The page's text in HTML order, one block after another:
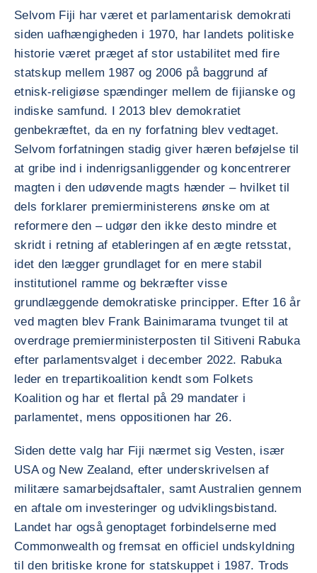
Selvom Fiji har været et parlamentarisk demokrati
siden uafhængigheden i 1970, har landets politiske
historie været præget af stor ustabilitet med fire
statskup mellem 1987 og 2006 på baggrund af
etnisk-religiøse spændinger mellem de fijianske og
indiske samfund. I 2013 blev demokratiet
genbekræftet, da en ny forfatning blev vedtaget.
Selvom forfatningen stadig giver hæren beføjelse til
at gribe ind i indenrigsanliggender og koncentrerer
magten i den udøvende magts hænder – hvilket til
dels forklarer premierministerens ønske om at
reformere den – udgør den ikke desto mindre et
skridt i retning af etableringen af en ægte retsstat,
idet den lægger grundlaget for en mere stabil
institutionel ramme og bekræfter visse
grundlæggende demokratiske principper. Efter 16 år
ved magten blev Frank Bainimarama tvunget til at
overdrage premierministerposten til Sitiveni Rabuka
efter parlamentsvalget i december 2022. Rabuka
leder en trepartikoalition kendt som Folkets
Koalition og har et flertal på 29 mandater i
parlamentet, mens oppositionen har 26.
Siden dette valg har Fiji nærmet sig Vesten, især
USA og New Zealand, efter underskrivelsen af
militære samarbejdsaftaler, samt Australien gennem
en aftale om investeringer og udviklingsbistand.
Landet har også genoptaget forbindelserne med
Commonwealth og fremsat en officiel undskyldning
til den britiske krone for statskuppet i 1987. Trods